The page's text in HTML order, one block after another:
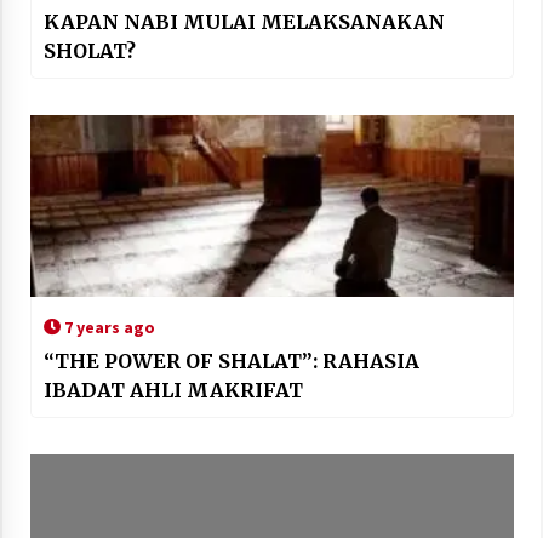
KAPAN NABI MULAI MELAKSANAKAN
SHOLAT?
7 years ago
“THE POWER OF SHALAT”: RAHASIA
IBADAT AHLI MAKRIFAT